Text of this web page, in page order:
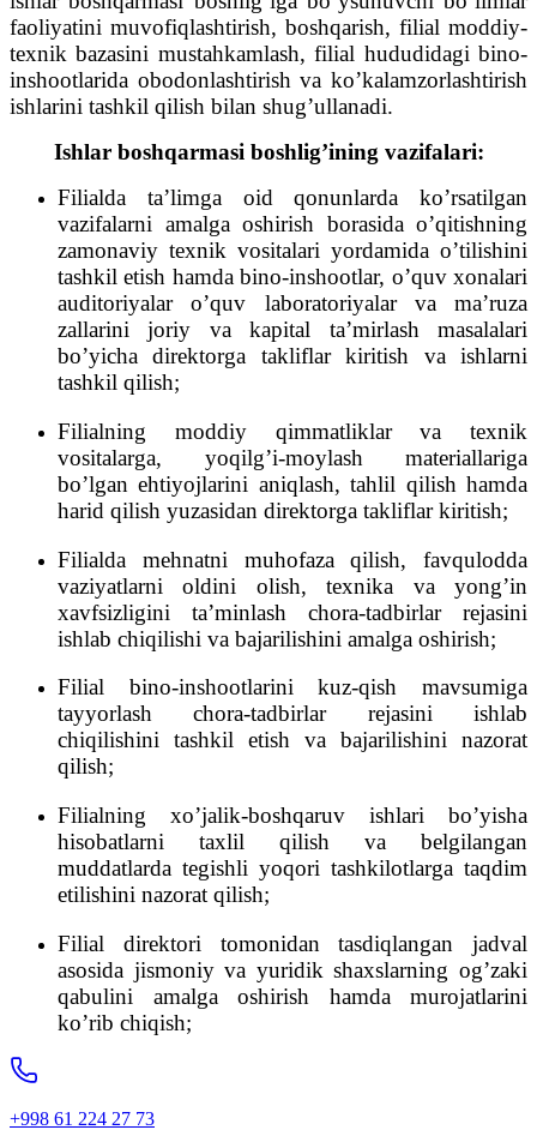
faoliyatini muvofiqlashtirish, boshqarish, filial moddiy-
texnik bazasini mustahkamlash, filial hududidagi bino-
inshootlarida obodonlashtirish va ko’kalamzorlashtirish
ishlarini tashkil qilish bilan shug’ullanadi.
Ishlar boshqarmasi boshlig’ining vazifalari:
Filialda ta’limga oid qonunlarda ko’rsatilgan
vazifalarni amalga oshirish borasida o’qitishning
zamonaviy texnik vositalari yordamida o’tilishini
tashkil etish hamda bino-inshootlar, o’quv xonalari
auditoriyalar o’quv laboratoriyalar va ma’ruza
zallarini joriy va kapital ta’mirlash masalalari
bo’yicha direktorga takliflar kiritish va ishlarni
tashkil qilish;
Filialning moddiy qimmatliklar va texnik
vositalarga, yoqilg’i-moylash materiallariga
bo’lgan ehtiyojlarini aniqlash, tahlil qilish hamda
harid qilish yuzasidan direktorga takliflar kiritish;
Filialda mehnatni muhofaza qilish, favqulodda
vaziyatlarni oldini olish, texnika va yong’in
xavfsizligini ta’minlash chora-tadbirlar rejasini
ishlab chiqilishi va bajarilishini amalga oshirish;
Filial bino-inshootlarini kuz-qish mavsumiga
tayyorlash chora-tadbirlar rejasini ishlab
chiqilishini tashkil etish va bajarilishini nazorat
qilish;
Filialning xo’jalik-boshqaruv ishlari bo’yisha
hisobatlarni taxlil qilish va belgilangan
muddatlarda tegishli yoqori tashkilotlarga taqdim
etilishini nazorat qilish;
Filial direktori tomonidan tasdiqlangan jadval
asosida jismoniy va yuridik shaxslarning og’zaki
qabulini amalga oshirish hamda murojatlarini
ko’rib chiqish;
+998 61 224 27 73